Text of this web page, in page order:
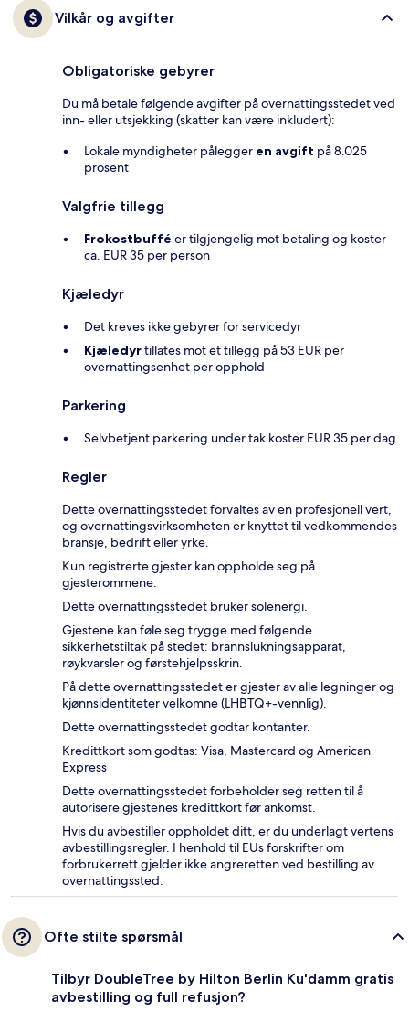
Vilkår og avgifter
Obligatoriske gebyrer
Du må betale følgende avgifter på overnattingsstedet ved
inn- eller utsjekking (skatter kan være inkludert):
Lokale myndigheter pålegger en avgift på 8.025
prosent
Valgfrie tillegg
Frokostbuffé er tilgjengelig mot betaling og koster
ca. EUR 35 per person
Kjæledyr
Det kreves ikke gebyrer for servicedyr
Kjæledyrtillates mot et tillegg på 53 EUR per
overnattingsenhet per opphold
Parkering
Selvbetjent parkering under tak koster EUR 35 per dag
Regler
Dette overnattingsstedet forvaltes av en profesjonell vert,
og overnattingsvirksomheten er knyttet til vedkommendes
bransje, bedrift eller yrke.
Kun registrerte gjester kan oppholde seg på
gjesterommene.
Dette overnattingsstedet bruker solenergi.
Gjestene kan føle seg trygge med følgende
sikkerhetstiltak på stedet: brannslukningsapparat,
røykvarsler og førstehjelpsskrin.
På dette overnattingsstedet er gjester av alle legninger og
kjønnsidentiteter velkomne (LHBTQ+-vennlig).
Dette overnattingsstedet godtar kontanter.
Kredittkort som godtas: Visa, Mastercard og American
Express
Dette overnattingsstedet forbeholder seg retten til å
autorisere gjestenes kredittkort før ankomst.
Hvis du avbestiller oppholdet ditt, er du underlagt vertens
avbestillingsregler. I henhold til EUs forskrifter om
forbrukerrett gjelder ikke angreretten ved bestilling av
overnattingssted.
Ofte stilte spørsmål
Tilbyr DoubleTree by Hilton Berlin Ku'damm gratis
avbestilling og full refusjon?